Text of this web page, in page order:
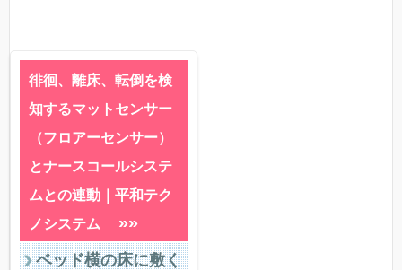
徘徊、離床、転倒を検
知するマットセンサー
（フロアーセンサー）
とナースコールシステ
ムとの連動｜平和テク
ノシステム
»»
ベッド横の床に敷く